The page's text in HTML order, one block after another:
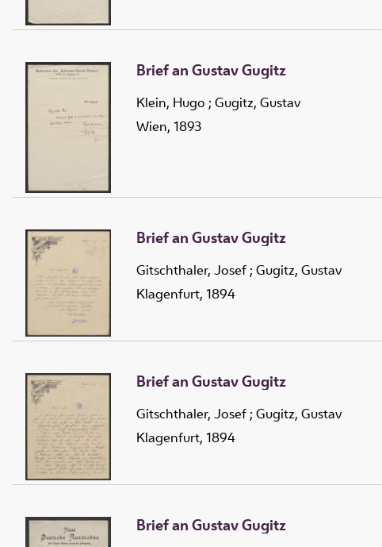
Brief an Gustav Gugitz
Klein, Hugo ; Gugitz, Gustav
Wien, 1893
Brief an Gustav Gugitz
Gitschthaler, Josef ; Gugitz, Gustav
Klagenfurt, 1894
Brief an Gustav Gugitz
Gitschthaler, Josef ; Gugitz, Gustav
Klagenfurt, 1894
Brief an Gustav Gugitz